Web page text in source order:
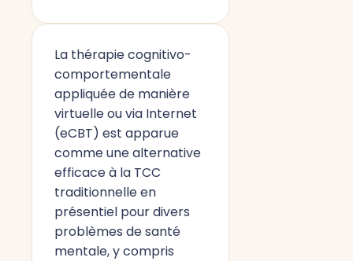
La thérapie cognitivo-
comportementale
appliquée de manière
virtuelle ou via Internet
(eCBT) est apparue
comme une alternative
efficace à la TCC
traditionnelle en
présentiel pour divers
problèmes de santé
mentale, y compris